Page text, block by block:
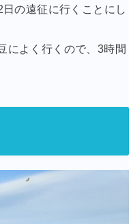
の遠征に行くことにし
によく行くので、3時間